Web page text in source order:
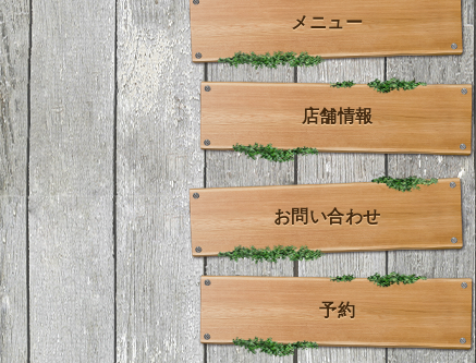
メニュー
店舗情報
お問い合わせ
予約